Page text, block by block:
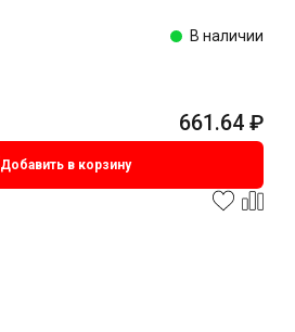
В наличии
661.64 ₽
Добавить в корзину